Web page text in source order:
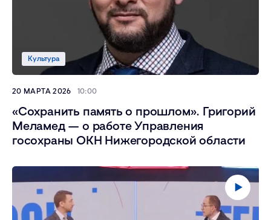
«Сохранить память о прошлом». Григорий
Меламед — о работе Управления
госохраны ОКН Нижегородской области
Культура
20 МАРТА 2026 10:00